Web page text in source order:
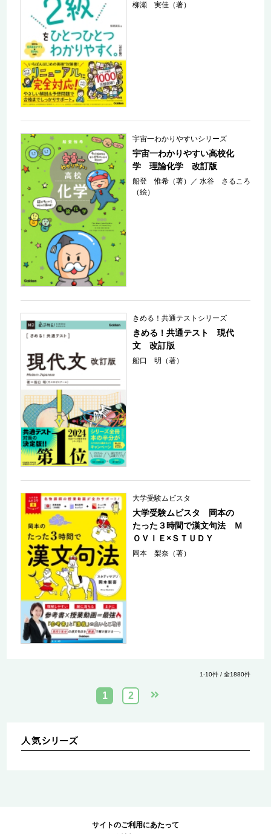
柳瀬 実佳（著）
宇宙一わかりやすいシリーズ
宇宙一わかりやすい高校化
学 理論化学 改訂版
船登 惟希（著） ／水谷 さるころ
（絵）
きめる！共通テストシリーズ
きめる！共通テスト 現代
文 改訂版
船口 明（著）
大学受験ムビスタ
大学受験ムビスタ 岡本の
たった３時間で漢文句法 Ｍ
ＯＶＩＥ×ＳＴＵＤＹ
岡本 梨奈（著）
1-10件 / 全1880件
1 2
サイトのご利用にあたって